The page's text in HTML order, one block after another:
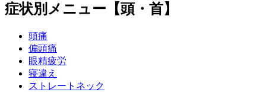
症状別メニュー【頭・首】
頭痛
偏頭痛
眼精疲労
寝違え
ストレートネック